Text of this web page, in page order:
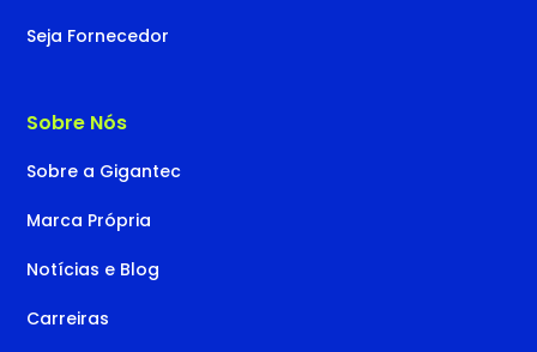
Seja Fornecedor
Sobre Nós
Sobre a Gigantec
Marca Própria
Notícias e Blog
Carreiras